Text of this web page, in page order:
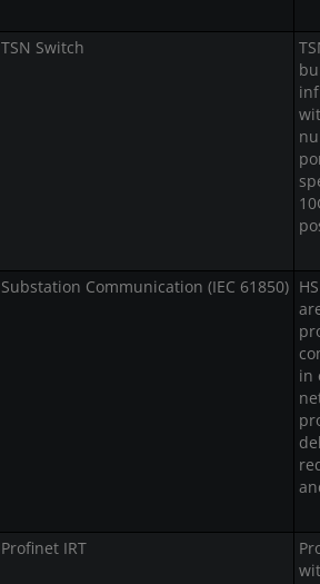
TSN Switch
Substation Communication (IEC 61850)
in
Profinet IRT